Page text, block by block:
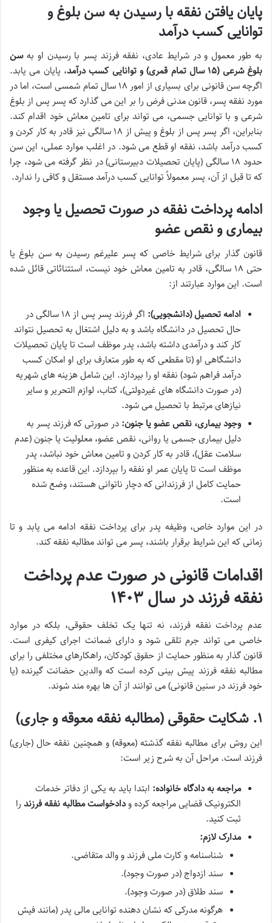
پایان یافتن نفقه با رسیدن به سن بلوغ و
توانایی کسب درآمد
به طور معمول و در شرایط عادی، نفقه فرزند پسر با رسیدن او بهسن
بلوغ شرعی (۱۵ سال تمام قمری) و توانایی کسب درآمد
، پایان می یابد.
اگرچه سن قانونی برای بسیاری از امور ۱۸ سال تمام شمسی است، اما در
مورد نفقه پسر، قانون مدنی فرض را بر این می گذارد که پسر پس از بلوغ
شرعی و با توانایی جسمی، می تواند برای تامین معاش خود اقدام کند.
بنابراین، اگر پسر پس از بلوغ و پیش از ۱۸ سالگی نیز قادر به کار کردن و
کسب درآمد باشد، نفقه او قطع می شود. در اغلب موارد عملی، این سن
حدود ۱۸ سالگی (پایان تحصیلات دبیرستانی) در نظر گرفته می شود، چرا
که تا قبل از آن، پسر معمولاً توانایی کسب درآمد مستقل و کافی را ندارد.
ادامه پرداخت نفقه در صورت تحصیل یا وجود
بیماری و نقص عضو
قانون گذار برای شرایط خاصی که پسر علیرغم رسیدن به سن بلوغ یا
حتی ۱۸ سالگی، قادر به تامین معاش خود نیست، استثنائاتی قائل شده
است. این موارد عبارتند از:
ادامه تحصیل (دانشجویی):
اگر فرزند پسر پس از ۱۸ سالگی در
حال تحصیل در دانشگاه باشد و به دلیل اشتغال به تحصیل نتواند
کار کند و درآمدی داشته باشد، پدر موظف است تا پایان تحصیلات
دانشگاهی او (تا مقطعی که به طور متعارف برای او امکان کسب
درآمد فراهم شود) نفقه او را بپردازد. این شامل هزینه های شهریه
(در صورت دانشگاه های غیردولتی)، کتاب، لوازم التحریر و سایر
نیازهای مرتبط با تحصیل می شود.
وجود بیماری، نقص عضو یا جنون: در صورتی که فرزند پسر به
دلیل بیماری جسمی یا روانی، نقص عضو، معلولیت یا جنون (عدم
سلامت عقل)، قادر به کار کردن و تامین معاش خود نباشد، پدر
موظف است تا پایان عمر او نفقه را بپردازد. این قاعده به منظور
حمایت کامل از فرزندانی که دچار ناتوانی هستند، وضع شده
است.
در این موارد خاص، وظیفه پدر برای پرداخت نفقه ادامه می یابد و تا
زمانی که این شرایط برقرار باشند، پسر می تواند مطالبه نفقه کند.
اقدامات قانونی در صورت عدم پرداخت
نفقه فرزند در سال ۱۴۰۳
عدم پرداخت نفقه فرزند، نه تنها یک تخلف حقوقی، بلکه در موارد
خاصی می تواند جرم تلقی شود و دارای ضمانت اجرای کیفری است.
قانون گذار به منظور حمایت از حقوق کودکان، راهکارهای مختلفی را برای
مطالبه نفقه فرزند پیش بینی کرده است که والدین حضانت گیرنده (یا
خود فرزند در سنین قانونی) می توانند از آن ها بهره مند شوند.
۱. شکایت حقوقی (مطالبه نفقه معوقه و جاری)
این روش برای مطالبه نفقه گذشته (معوقه) و همچنین نفقه حال (جاری)
فرزند است. مراحل آن به شرح زیر است:
مراجعه به دادگاه خانواده: ابتدا باید به یکی از دفاتر خدمات
الکترونیک قضایی مراجعه کرده ودادخواست مطالبه نفقه فرزند را
ثبت کنید.
مدارک لازم:
شناسنامه و کارت ملی فرزند و والد متقاضی.
سند ازدواج (در صورت وجود).
سند طلاق (در صورت وجود).
هرگونه مدرکی که نشان دهنده توانایی مالی پدر (مانند فیش